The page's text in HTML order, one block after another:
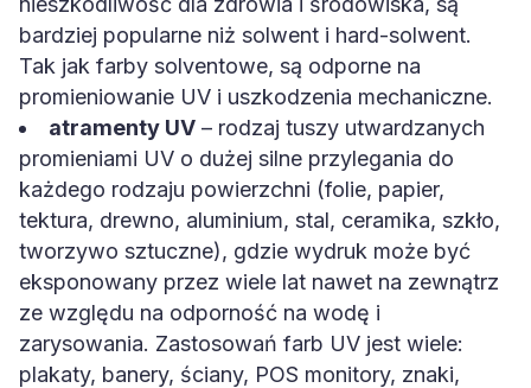
bardziej popularne niż solwent i hard-solwent.
Tak jak farby solventowe, są odporne na
promieniowanie UV i uszkodzenia mechaniczne.
atramenty UV – rodzaj tuszy utwardzanych
promieniami UV o dużej silne przylegania do
każdego rodzaju powierzchni (folie, papier,
tektura, drewno, aluminium, stal, ceramika, szkło,
tworzywo sztuczne), gdzie wydruk może być
eksponowany przez wiele lat nawet na zewnątrz
ze względu na odporność na wodę i
zarysowania. Zastosowań farb UV jest wiele:
plakaty, banery, ściany, POS monitory, znaki,